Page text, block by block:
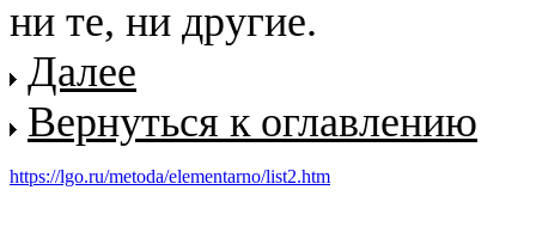
ни те, ни другие.
Далее
Вернуться к оглавлению
https://lgo.ru/metoda/elementarno/list2.htm